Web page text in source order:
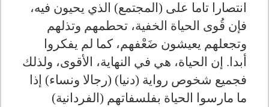
انتصارا تاما على (المجتمع) الذي يحيون فيه،
فإن قُوى الحياة الخفية، تحطمهم وتذلهم
وتجعلهم يعيشون ضَعْفهم، كما لم يفكروا
أبدا. إن الحياة، هي في النهاية، الأقوى، ولذلك
فجميع شخوص رواية (دنيا) (رجالا ونساء) إذا
ما مارسوا الحياة بفلسفاتهم (الفردانية)